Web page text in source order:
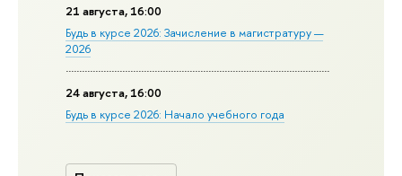
21 августа, 16:00
Будь в курсе 2026: Зачисление в магистратуру —
2026
24 августа, 16:00
Будь в курсе 2026: Начало учебного года